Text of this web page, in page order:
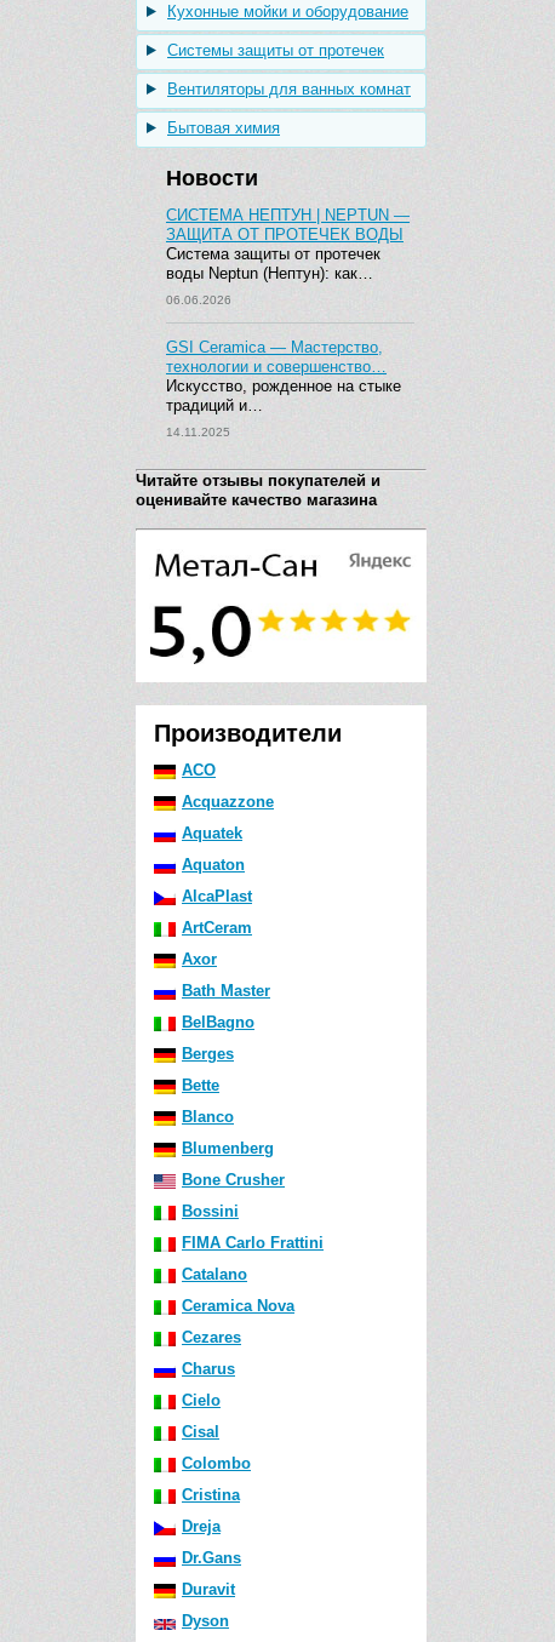
Кухонные мойки и оборудование
Системы защиты от протечек
Вентиляторы для ванных комнат
Бытовая химия
Новости
СИСТЕМА НЕПТУН | NEPTUN —
ЗАЩИТА ОТ ПРОТЕЧЕК ВОДЫ
Система защиты от протечек
воды Neptun (Нептун): как…
06.06.2026
GSI Ceramica — Мастерство,
технологии и совершенство…
Искусство, рожденное на стыке
традиций и…
14.11.2025
Читайте отзывы покупателей и
оценивайте качество магазина
Производители
ACO
Acquazzone
Aquatek
Aquaton
AlcaPlast
ArtCeram
Axor
Bath Master
BelBagno
Berges
Bette
Blanco
Blumenberg
Bone Crusher
Bossini
FIMA Carlo Frattini
Catalano
Ceramica Nova
Cezares
Charus
Cielo
Cisal
Colombo
Cristina
Dreja
Dr.Gans
Duravit
Dyson